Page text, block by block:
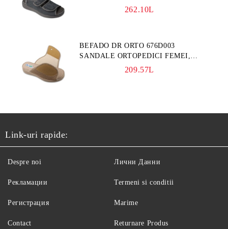
262.10L
BEFADO DR ORTO 676D003
SANDALE ORTOPEDICI FEMEI,
BLEUMARINE209.57L
Link-uri rapide:
Despre noi
Рекламации
Регистрация
Contact
Лични Данни
Termeni si conditii
Marime
Returnare Produs